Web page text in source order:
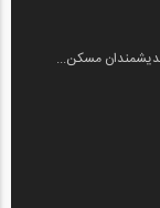
مسکن...